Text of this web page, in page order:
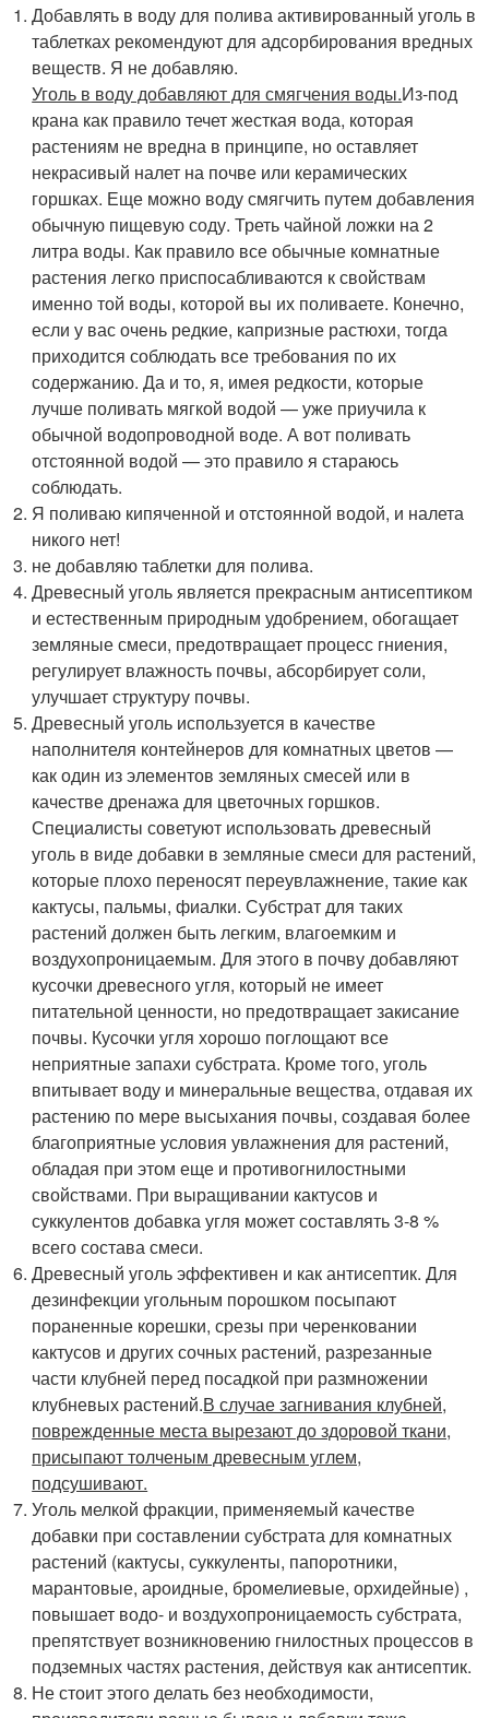
Добавлять в воду для полива активированный уголь в
таблетках рекомендуют для адсорбирования вредных
веществ. Я не добавляю.
Уголь в воду добавляют для смягчения воды.Из-под
крана как правило течет жесткая вода, которая
растениям не вредна в принципе, но оставляет
некрасивый налет на почве или керамических
горшках. Еще можно воду смягчить путем добавления
обычную пищевую соду. Треть чайной ложки на 2
литра воды. Как правило все обычные комнатные
растения легко приспосабливаются к свойствам
именно той воды, которой вы их поливаете. Конечно,
если у вас очень редкие, капризные растюхи, тогда
приходится соблюдать все требования по их
содержанию. Да и то, я, имея редкости, которые
лучше поливать мягкой водой — уже приучила к
обычной водопроводной воде. А вот поливать
отстоянной водой — это правило я стараюсь
соблюдать.
Я поливаю кипяченной и отстоянной водой, и налета
никого нет!
не добавляю таблетки для полива.
Древесный уголь является прекрасным антисептиком
и естественным природным удобрением, обогащает
земляные смеси, предотвращает процесс гниения,
регулирует влажность почвы, абсорбирует соли,
улучшает структуру почвы.
Древесный уголь используется в качестве
наполнителя контейнеров для комнатных цветов —
как один из элементов земляных смесей или в
качестве дренажа для цветочных горшков.
Специалисты советуют использовать древесный
уголь в виде добавки в земляные смеси для растений,
которые плохо переносят переувлажнение, такие как
кактусы, пальмы, фиалки. Субстрат для таких
растений должен быть легким, влагоемким и
воздухопроницаемым. Для этого в почву добавляют
кусочки древесного угля, который не имеет
питательной ценности, но предотвращает закисание
почвы. Кусочки угля хорошо поглощают все
неприятные запахи субстрата. Кроме того, уголь
впитывает воду и минеральные вещества, отдавая их
растению по мере высыхания почвы, создавая более
благоприятные условия увлажнения для растений,
обладая при этом еще и противогнилостными
свойствами. При выращивании кактусов и
суккулентов добавка угля может составлять 3-8 %
всего состава смеси.
Древесный уголь эффективен и как антисептик. Для
дезинфекции угольным порошком посыпают
пораненные корешки, срезы при черенковании
кактусов и других сочных растений, разрезанные
части клубней перед посадкой при размножении
клубневых растений.В случае загнивания клубней,
поврежденные места вырезают до здоровой ткани,
присыпают толченым древесным углем,
подсушивают.
Уголь мелкой фракции, применяемый качестве
добавки при составлении субстрата для комнатных
растений (кактусы, суккуленты, папоротники,
марантовые, ароидные, бромелиевые, орхидейные) ,
повышает водо- и воздухопроницаемость субстрата,
препятствует возникновению гнилостных процессов в
подземных частях растения, действуя как антисептик.
Не стоит этого делать без необходимости,